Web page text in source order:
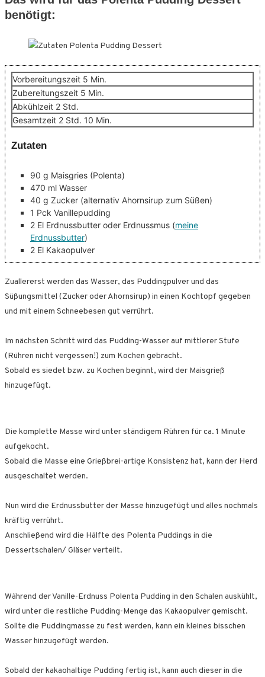
benötigt:
Vorbereitungszeit 5 Minuten
Min.
Zubereitungszeit 5 Minuten
Min.
Abkühlzeit 2Stunden
Std.
Gesamtzeit 2Stunden
Std. 10 Minuten
Min.
Zutaten
90 g Maisgries (Polenta)
470 ml Wasser
40 g Zucker (alternativ Ahornsirup zum Süßen)
1 Pck Vanillepudding
2 El Erdnussbutter oder Erdnussmus (meine
Erdnussbutter)
2 El Kakaopulver
Zuallererst werden das Wasser, das Puddingpulver und das
Süßungsmittel (Zucker oder Ahornsirup) in einen Kochtopf gegeben
und mit einem Schneebesen gut verrührt.
Im nächsten Schritt wird das Pudding-Wasser auf mittlerer Stufe
(Rühren nicht vergessen!) zum Kochen gebracht.
Sobald es siedet bzw. zu Kochen beginnt, wird der Maisgrieß
hinzugefügt.
Die komplette Masse wird unter ständigem Rühren für ca. 1 Minute
aufgekocht.
Sobald die Masse eine Grießbrei-artige Konsistenz hat, kann der Herd
ausgeschaltet werden.
Nun wird die Erdnussbutter der Masse hinzugefügt und alles nochmals
kräftig verrührt.
Anschließend wird die Hälfte des Polenta Puddings in die
Dessertschalen/ Gläser verteilt.
Während der Vanille-Erdnuss Polenta Pudding in den Schalen auskühlt,
wird unter die restliche Pudding-Menge das Kakaopulver gemischt.
Sollte die Puddingmasse zu fest werden, kann ein kleines bisschen
Wasser hinzugefügt werden.
Sobald der kakaohaltige Pudding fertig ist, kann auch dieser in die